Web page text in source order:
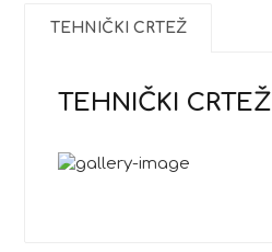
TEHNIČKI CRTEŽ
TEHNIČKI CRTEŽ